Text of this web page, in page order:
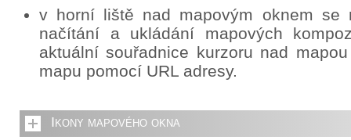
v horní liště nad mapovým oknem se
načítání a ukládání mapových
aktuální souřadnice kurzoru nad
mapu pomocí URL adresy.
Ikony mapového okna